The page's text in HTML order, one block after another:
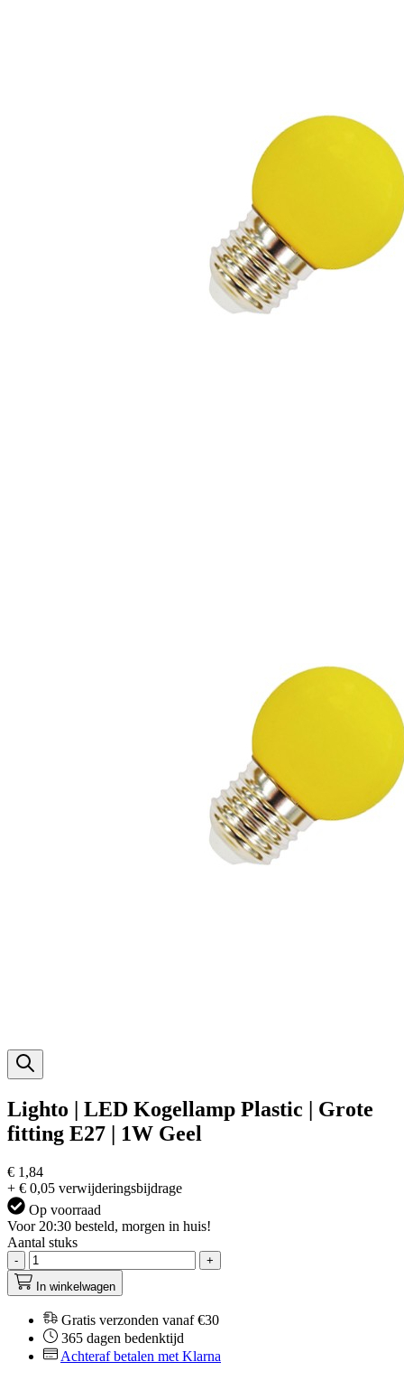
Lighto | LED Kogellamp Plastic | Grote
fitting E27 | 1W Geel
€ 1,84
+ € 0,05 verwijderingsbijdrage
Op voorraad
Voor 20:30 besteld, morgen in huis!
Aantal stuks
-
+
In winkelwagen
Gratis verzonden vanaf €30
365 dagen bedenktijd
Achteraf betalen met Klarna